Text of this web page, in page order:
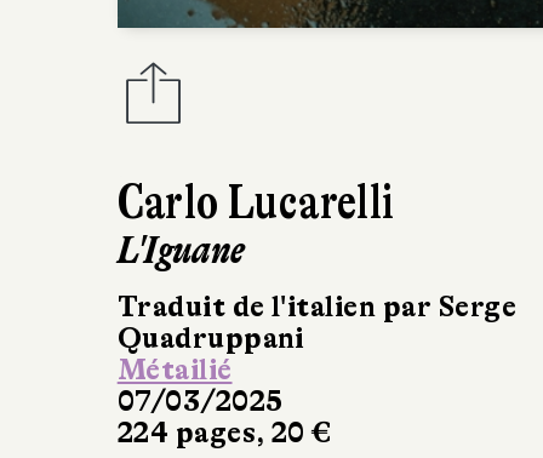
Carlo Lucarelli
L'Iguane
Traduit de l'italien par Serge
Quadruppani
Métailié
07/03/2025
224 pages, 20 €